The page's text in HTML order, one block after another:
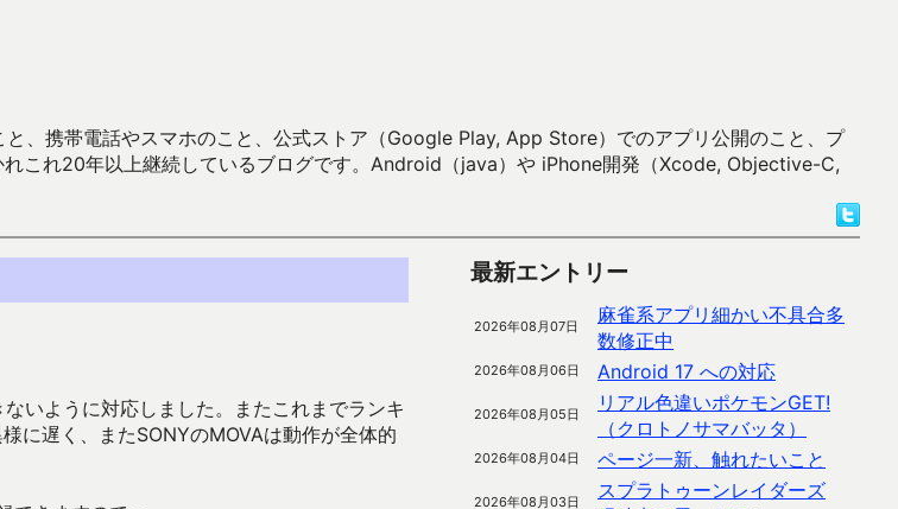
、携帯電話やスマホのこと、公式ストア（Google Play, App Store）でのアプリ公開のこと、プ
これ20年以上継続しているブログです。Android（java）や iPhone開発（Xcode, Objective-C,
いように対応しました。またこれまでランキ
に遅く、またSONYのMOVAは動作が全体的
最新エントリー
2026年08月07日
麻雀系アプリ細かい不具合多
数修正中
2026年08月06日 Android 17 への対応
2026年08月05日
リアル色違いポケモンGET!
（クロトノサマバッタ）
2026年08月04日 ページ一新、触れたいこと
2026年08月03日
スプラトゥーンレイダーズ